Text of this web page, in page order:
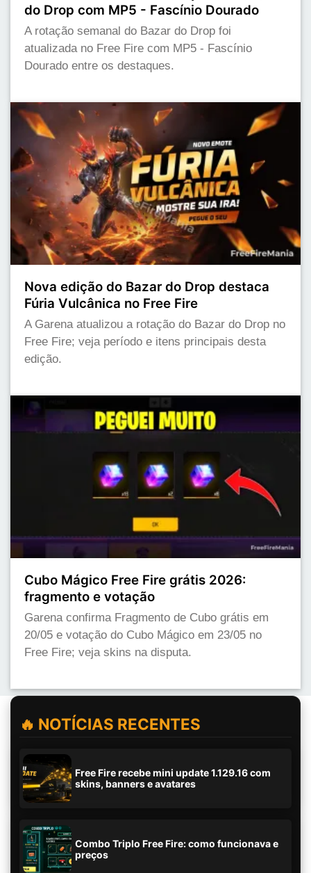
do Drop com MP5 - Fascínio Dourado
A rotação semanal do Bazar do Drop foi
atualizada no Free Fire com MP5 - Fascínio
Dourado entre os destaques.
Nova edição do Bazar do Drop destaca
Fúria Vulcânica no Free Fire
A Garena atualizou a rotação do Bazar do Drop no
Free Fire; veja período e itens principais desta
edição.
Cubo Mágico Free Fire grátis 2026:
fragmento e votação
Garena confirma Fragmento de Cubo grátis em
20/05 e votação do Cubo Mágico em 23/05 no
Free Fire; veja skins na disputa.
🔥 NOTÍCIAS RECENTES
Free Fire recebe mini update 1.129.16 com
skins, banners e avatares
Combo Triplo Free Fire: como funcionava e
preços